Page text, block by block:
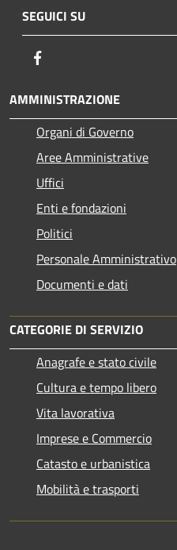
SEGUICI SU
AMMINISTRAZIONE
Organi di Governo
Aree Amministrative
Uffici
Enti e fondazioni
Politici
Personale Amministrativo
Documenti e dati
CATEGORIE DI SERVIZIO
Anagrafe e stato civile
Cultura e tempo libero
Vita lavorativa
Imprese e Commercio
Catasto e urbanistica
Mobilità e trasporti